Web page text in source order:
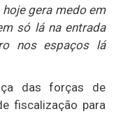
gera medo em
só lá na entrada
nos espaços lá
das forças de
fiscalização para